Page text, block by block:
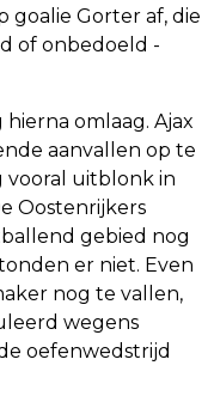
goalie Gorter af, die
of onbedoeld -
omlaag. Ajax
aanvallen op te
vooral uitblonk in
Oostenrijkers
gebied nog
er niet. Even
nog te vallen,
wegens
oefenwedstrijd